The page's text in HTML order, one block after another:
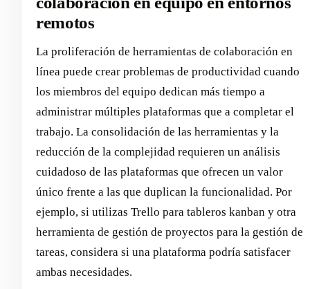
remotos
La proliferación de herramientas de colaboración en
línea puede crear problemas de productividad cuando
los miembros del equipo dedican más tiempo a
administrar múltiples plataformas que a completar el
trabajo. La consolidación de las herramientas y la
reducción de la complejidad requieren un análisis
cuidadoso de las plataformas que ofrecen un valor
único frente a las que duplican la funcionalidad. Por
ejemplo, si utilizas Trello para tableros kanban y otra
herramienta de gestión de proyectos para la gestión de
tareas, considera si una plataforma podría satisfacer
ambas necesidades.